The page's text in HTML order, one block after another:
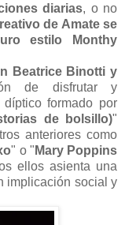
diarias, o no
de Amate se
estilo Monthy
Beatrice Binotti y
de disfrutar y
formado por
de bolsillo)"
anteriores como
" o " Mary Poppins
ellos asienta una
implicación social y